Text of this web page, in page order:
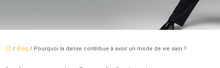
/ Blog / Pourquoi la danse contribue à avoir un mode de vie sain ?